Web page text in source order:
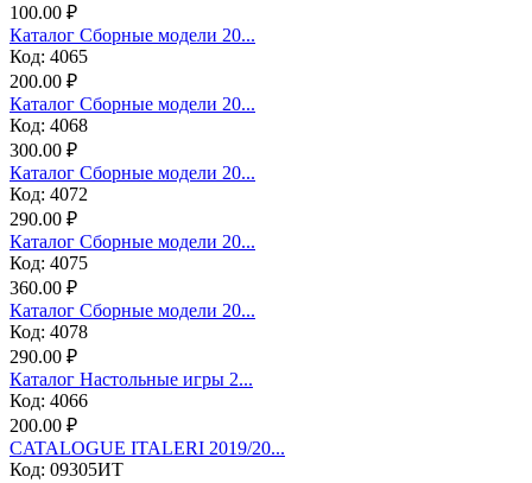
100.00 ₽
Каталог Сборные модели 20...
Код: 4065
200.00 ₽
Каталог Сборные модели 20...
Код: 4068
300.00 ₽
Каталог Сборные модели 20...
Код: 4072
290.00 ₽
Каталог Сборные модели 20...
Код: 4075
360.00 ₽
Каталог Сборные модели 20...
Код: 4078
290.00 ₽
Каталог Настольные игры 2...
Код: 4066
200.00 ₽
CATALOGUE ITALERI 2019/20...
Код: 09305ИТ